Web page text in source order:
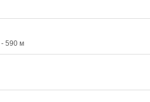
- 590 м